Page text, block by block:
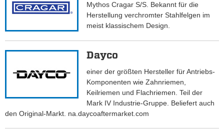
Mythos Cragar S/S. Bekannt für die
Herstellung verchromter Stahlfelgen im
meist klassischem Design.
Dayco
einer der größten Hersteller für Antriebs-
Komponenten wie Zahnriemen,
Keilriemen und Flachriemen. Teil der
Mark IV Industrie-Gruppe. Beliefert auch
den Original-Markt. na.daycoaftermarket.com